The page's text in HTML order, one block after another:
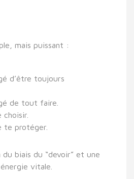
mais puissant :
d’être toujours
de tout faire.
te protéger.
biais du “devoir” et une
vitale